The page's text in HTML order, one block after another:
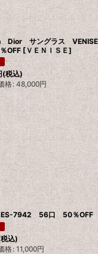
Dior サングラス
OFF [ＶＥＮＩＳＥ ]
(税込)
格: 48,000円
7942 56口 50％OFF
込)
格: 11,000円